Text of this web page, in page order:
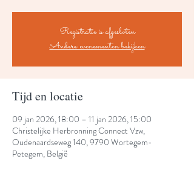
Registratie is afgesloten
Andere evenementen bekijken
Tijd en locatie
09 jan 2026, 18:00 – 11 jan 2026, 15:00
Christelijke Herbronning Connect Vzw,
Oudenaardseweg 140, 9790 Wortegem-
Petegem, België